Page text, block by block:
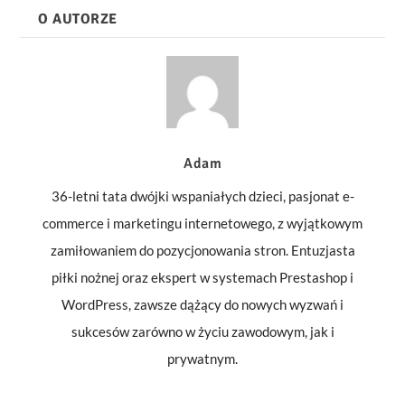
O AUTORZE
Adam
36-letni tata dwójki wspaniałych dzieci, pasjonat e-
commerce i marketingu internetowego, z wyjątkowym
zamiłowaniem do pozycjonowania stron. Entuzjasta
piłki nożnej oraz ekspert w systemach Prestashop i
WordPress, zawsze dążący do nowych wyzwań i
sukcesów zarówno w życiu zawodowym, jak i
prywatnym.